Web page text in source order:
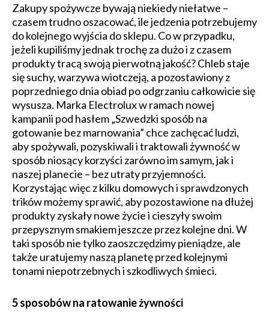
Zakupy spożywcze bywają niekiedy niełatwe –
czasem trudno oszacować, ile jedzenia potrzebujemy
do kolejnego wyjścia do sklepu. Co w przypadku,
jeżeli kupiliśmy jednak trochę za dużo i z czasem
produkty tracą swoją pierwotną jakość? Chleb staje
się suchy, warzywa wiotczeją, a pozostawiony z
poprzedniego dnia obiad po odgrzaniu całkowicie się
wysusza. Marka Electrolux w ramach nowej
kampanii pod hasłem „Szwedzki sposób na
gotowanie bez marnowania” chce zachęcać ludzi,
aby spożywali, pozyskiwali i traktowali żywność w
sposób niosący korzyści zarówno im samym, jak i
naszej planecie – bez utraty przyjemności.
Korzystając więc z kilku domowych i sprawdzonych
trików możemy sprawić, aby pozostawione na dłużej
produkty zyskały nowe życie i cieszyły swoim
przepysznym smakiem jeszcze przez kolejne dni. W
taki sposób nie tylko zaoszczędzimy pieniądze, ale
także uratujemy naszą planetę przed kolejnymi
tonami niepotrzebnych i szkodliwych śmieci.
5 sposobów na ratowanie żywności